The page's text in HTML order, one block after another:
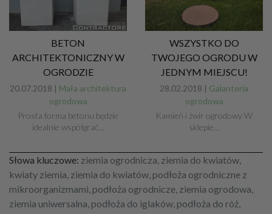
BETON
ARCHITEKTONICZNY W
OGRODZIE
20.07.2018 | Mała architektura
ogrodowa
Prosta forma betonu będzie
idealnie współgrać…
WSZYSTKO DO
TWOJEGO OGRODU W
JEDNYM MIEJSCU!
28.02.2018 | Galanteria
ogrodowa
Kamień i żwir ogrodowy W
sklepie…
Słowa kluczowe: ziemia ogrodnicza, ziemia do kwiatów,
kwiaty ziemia, ziemia do kwiatów, podłoża ogrodniczne z
mikroorganizmami, podłoża ogrodnicze, ziemia ogrodowa,
ziemia uniwersalna, podłoża do iglaków, podłoża do róż,